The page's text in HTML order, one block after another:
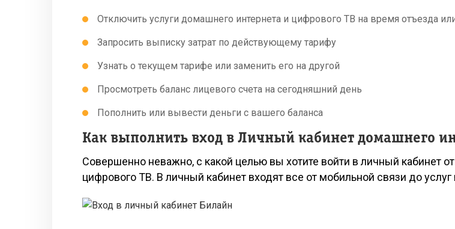
Отключить услуги домашнего интернета и цифрового ТВ на время отъезда
Запросить выписку затрат по действующему тарифу
Узнать о текущем тарифе или заменить его на другой
Просмотреть баланс лицевого счета на сегодняшний день
Пополнить или вывести деньги с вашего баланса
Как выполнить вход в Личный кабинет домашнего
Совершенно неважно, с какой целью вы хотите войти в личный кабинет
цифрового ТВ. В личный кабинет входят все от мобильной связи до услуг